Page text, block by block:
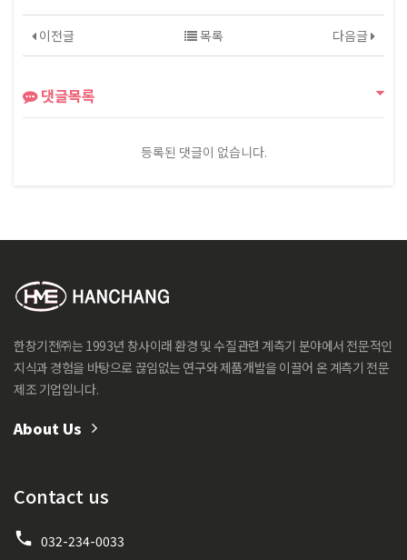
이전글 다음글
목록
댓글목록
등록된 댓글이 없습니다.
한창기전㈜는 1993년 창사이래 환경 및 수질관련 계측기 분야에서 전문적인
지식과 경험을 바탕으로 끊임없는 연구와 제품개발을 이끌어 온 계측기 전문
제조 기업입니다.
About Us
Contact us
032-234-0033